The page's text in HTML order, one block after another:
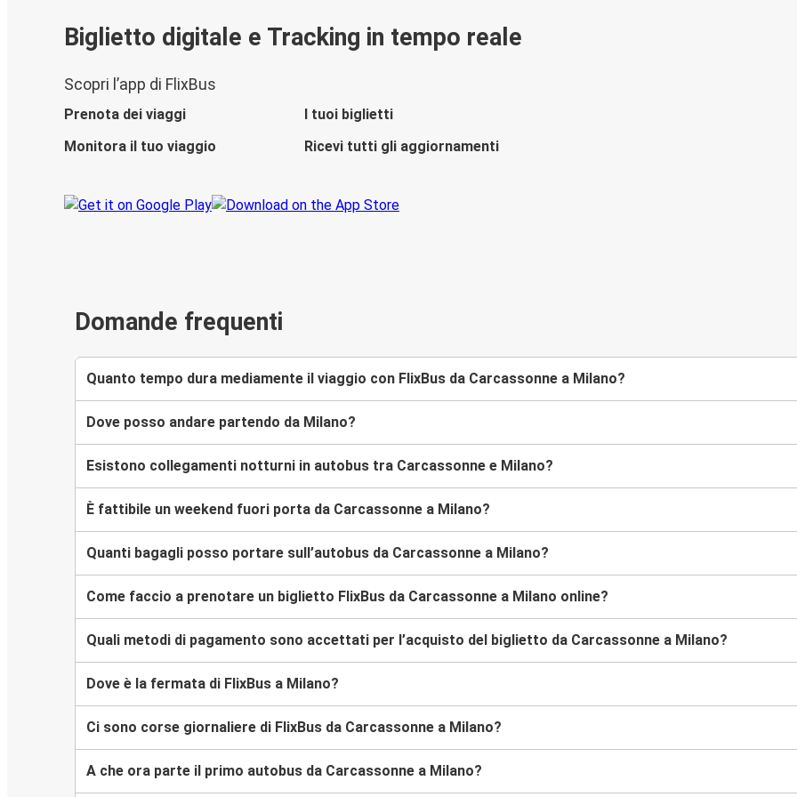
Biglietto digitale e Tracking in tempo reale
Scopri l’app di FlixBus
Prenota dei viaggi
I tuoi biglietti
Monitora il tuo viaggio
Ricevi tutti gli aggiornamenti
Domande frequenti
Quanto tempo dura mediamente il viaggio con FlixBus da Carcassonne a Milano?
Dove posso andare partendo da Milano?
Esistono collegamenti notturni in autobus tra Carcassonne e Milano?
È fattibile un weekend fuori porta da Carcassonne a Milano?
Quanti bagagli posso portare sull’autobus da Carcassonne a Milano?
Come faccio a prenotare un biglietto FlixBus da Carcassonne a Milano online?
Quali metodi di pagamento sono accettati per l’acquisto del biglietto da Carcassonne a Milano?
Dove è la fermata di FlixBus a Milano?
Ci sono corse giornaliere di FlixBus da Carcassonne a Milano?
A che ora parte il primo autobus da Carcassonne a Milano?